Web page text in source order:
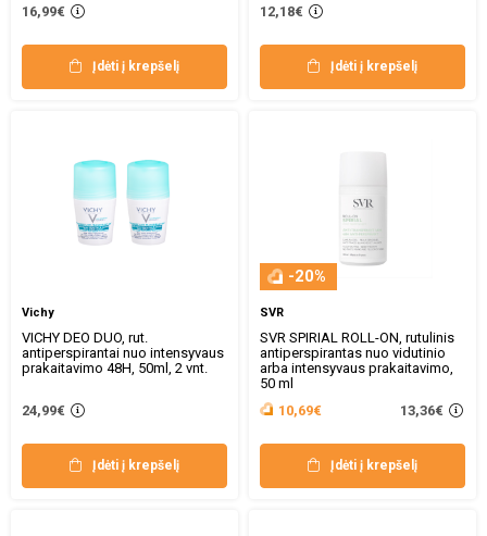
16,99€
Įdėti į krepšelį
12,18€
Įdėti į krepšelį
Vichy
VICHY DEO DUO, rut.
antiperspirantai nuo intensyvaus
prakaitavimo 48H, 50ml, 2 vnt.
24,99€
Įdėti į krepšelį
-20%
SVR
SVR SPIRIAL ROLL-ON, rutulinis
antiperspirantas nuo vidutinio
arba intensyvaus prakaitavimo,
50 ml
10,69€
13,36€
Įdėti į krepšelį